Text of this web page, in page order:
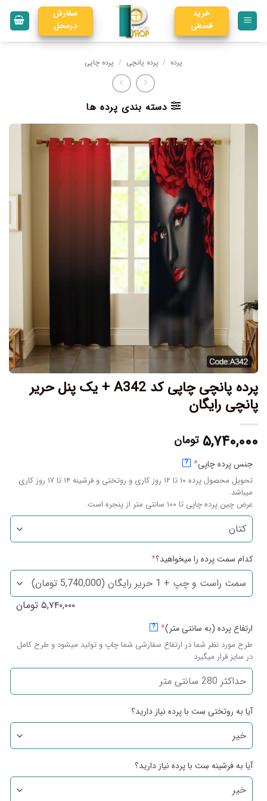
خرید
قسطی
سفارش
درمحل
پرده / پرده پانچی / پرده چاپی
دسته بندی پرده ها
پرده پانچی چاپی کد A342 + یک پنل حریر
پانچی رایگان
۵,۷۴۰,۰۰۰ تومان
جنس پرده چاپی*
?
تحویل محصول پرده ۱۰ تا ۱۲ روز کاری و روتختی و فرشینه ۱۴ تا ۱۷ روز کاری
میباشد.
عرض چین پرده چاپی تا ۱۰۰ سانتی متر از پنجره است.
کدام سمت پرده را میخواهید؟*
۵,۷۴۰,۰۰۰ تومان
ارتفاع پرده (به سانتی متر)*
?
طرح مورد نظر شما در ارتفاع سفارشی شما چاپ و تولید میشود و طرح کامل
در سایز قرار میگیرد
آیا به روتختی سِت با پرده نیاز دارید؟
آیا به فرشینه سِت با پرده نیاز دارید؟